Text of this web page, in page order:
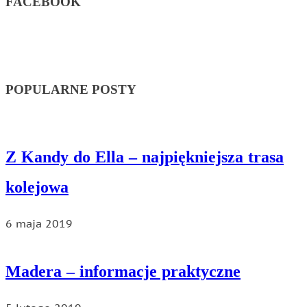
POPULARNE POSTY
Z Kandy do Ella – najpiękniejsza trasa
kolejowa
6 maja 2019
Madera – informacje praktyczne